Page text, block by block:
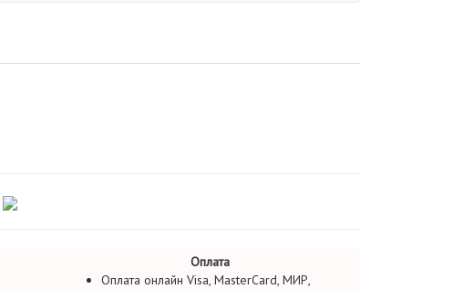
Оплата
Оплата онлайн Visa, MasterCard, МИР,